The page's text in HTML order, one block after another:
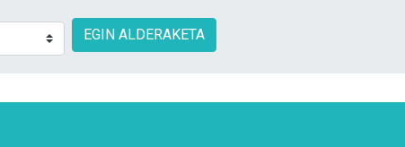
EGIN ALDERAKETA